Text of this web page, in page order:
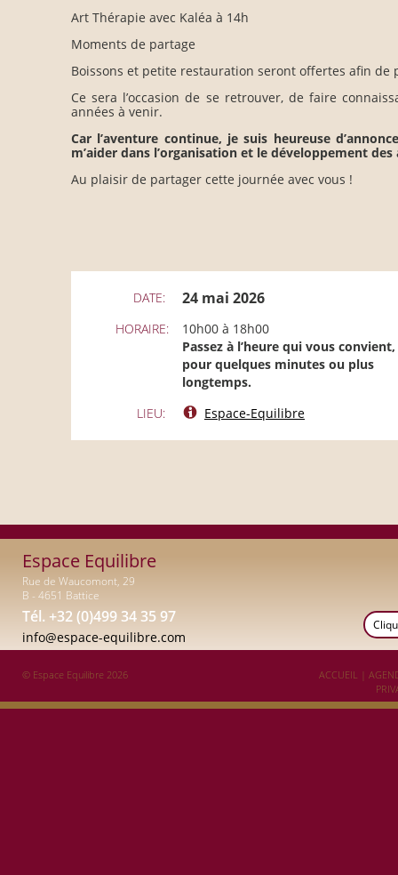
Art Thérapie avec Kaléa à 14h
Moments de partage
Boissons et petite restauration seront offertes afin
Ce sera l’occasion de se retrouver, de faire
années à venir.
Car l’aventure continue, je suis heureuse
m’aider dans l’organisation et le développement des
Au plaisir de partager cette journée avec vous !
DATE: 24 mai 2026
HORAIRE:
10h00 à 18h00
Passez à l’heure qui vous convient,
pour quelques minutes ou plus
longtemps.
LIEU:
Espace-Equilibre
Espace Equilibre
Rue de Waucomont, 29
B - 4651 Battice
Tél. +32 (0)499 34 35 97
info@espace-equilibre.com
© Espace Equilibre 2026 ACCUEIL |